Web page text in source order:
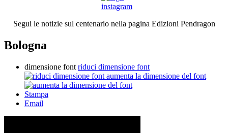
Segui le notizie sul centenario nella pagina Edizioni Pendragon
Bologna
dimensione font riduci dimensione font
aumenta la dimensione del font
Stampa
Email